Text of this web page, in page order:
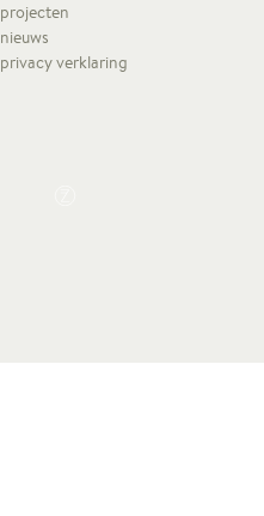
projecten
nieuws
privacy verklaring